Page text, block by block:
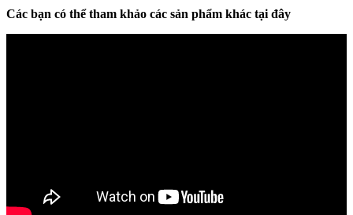
Các bạn có thể tham khảo các sản phẩm khác tại đây